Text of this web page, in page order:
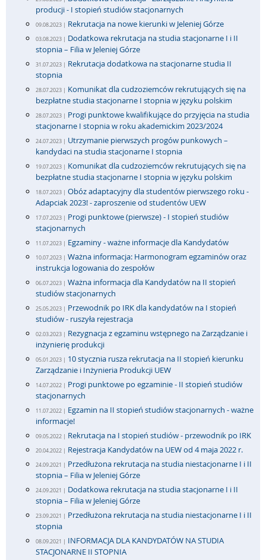
producji - I stopień studiów stacjonarnych
09.08.2023 | Rekrutacja na nowe kierunki w Jeleniej Górze
03.08.2023 | Dodatkowa rekrutacja na studia stacjonarne I i II
stopnia – Filia w Jeleniej Górze
31.07.2023 | Rekrutacja dodatkowa na stacjonarne studia II
stopnia
28.07.2023 | Komunikat dla cudzoziemców rekrutujących się na
bezpłatne studia stacjonarne I stopnia w języku polskim
28.07.2023 | Progi punktowe kwalifikujące do przyjęcia na studia
stacjonarne I stopnia w roku akademickim 2023/2024
24.07.2023 | Utrzymanie pierwszych progów punkowych –
kandydaci na studia stacjonarne I stopnia
19.07.2023 | Komunikat dla cudzoziemców rekrutujących się na
bezpłatne studia stacjonarne I stopnia w języku polskim
18.07.2023 | Obóz adaptacyjny dla studentów pierwszego roku -
Adapciak 2023! - zaproszenie od studentów UEW
17.07.2023 | Progi punktowe (pierwsze) - I stopień studiów
stacjonarnych
11.07.2023 | Egzaminy - ważne informacje dla Kandydatów
10.07.2023 | Ważna informacja: Harmonogram egzaminów oraz
instrukcja logowania do zespołów
06.07.2023 | Ważna informacja dla Kandydatów na II stopień
studiów stacjonarnych
25.05.2023 | Przewodnik po IRK dla kandydatów na I stopień
studiów - ruszyła rejestracja
02.03.2023 | Rezygnacja z egzaminu wstępnego na Zarządzanie i
inżynierię produkcji
05.01.2023 | 10 stycznia rusza rekrutacja na II stopień kierunku
Zarządzanie i Inżynieria Produkcji UEW
14.07.2022 | Progi punktowe po egzaminie - II stopień studiów
stacjonarnych
11.07.2022 | Egzamin na II stopień studiów stacjonarnych - ważne
informacje!
09.05.2022 | Rekrutacja na I stopień studiów - przewodnik po IRK
20.04.2022 | Rejestracja Kandydatów na UEW od 4 maja 2022 r.
24.09.2021 | Przedłużona rekrutacja na studia niestacjonarne I i II
stopnia – Filia w Jeleniej Górze
24.09.2021 | Dodatkowa rekrutacja na studia stacjonarne I i II
stopnia – Filia w Jeleniej Górze
23.09.2021 | Przedłużona rekrutacja na studia niestacjonarne I i II
stopnia
08.09.2021 | INFORMACJA DLA KANDYDATÓW NA STUDIA
STACJONARNE II STOPNIA